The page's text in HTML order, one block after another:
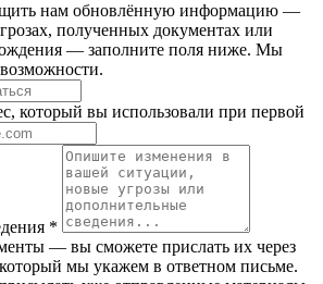
нам обновлённую информацию —
полученных документах или
— заполните поля ниже. Мы
который вы использовали при первой
*
— вы сможете прислать их через
мы укажем в ответном письме.